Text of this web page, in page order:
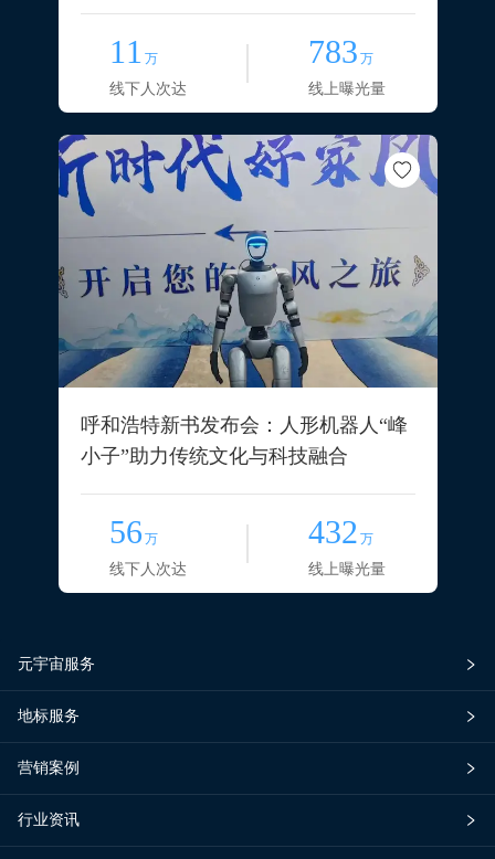
11 万
线下人次达
783 万
线上曝光量
呼和浩特新书发布会：人形机器人“峰
小子”助力传统文化与科技融合
56 万
线下人次达
432 万
线上曝光量
元宇宙服务
地标服务
营销案例
行业资讯